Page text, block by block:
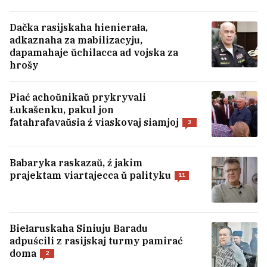
Dačka rasijskaha hienierała,
adkaznaha za mabilizacyju,
dapamahaje ŭchilacca ad vojska za
hrošy
Piać achoŭnikaŭ prykryvali
Łukašenku, pakul jon
fatahrafavaŭsia ź viaskovaj siamjoj
3
Babaryka raskazaŭ, ź jakim
prajektam viartajecca ŭ palityku
11
Biełaruskaha Siniuju Baradu
adpuścili z rasijskaj turmy pamirać
doma
2
pamiž uładami i apazicyjaj